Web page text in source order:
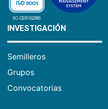
INVESTIGACIÓN
Semilleros
Grupos
Convocatorias